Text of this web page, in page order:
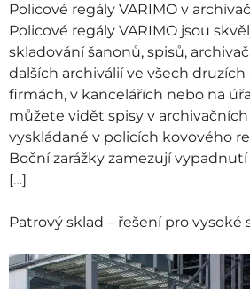
Policové regály VARIMO v
Policové regály VARIMO jsou
skladování šanonů, spisů,
dalších archiválií ve všech druzích
firmách, v kancelářích nebo na
můžete vidět spisy v
vyskládané v policích kovového
Boční zarážky zamezují vypadnutí
[…]
Patrový sklad – řešení pro vysoké